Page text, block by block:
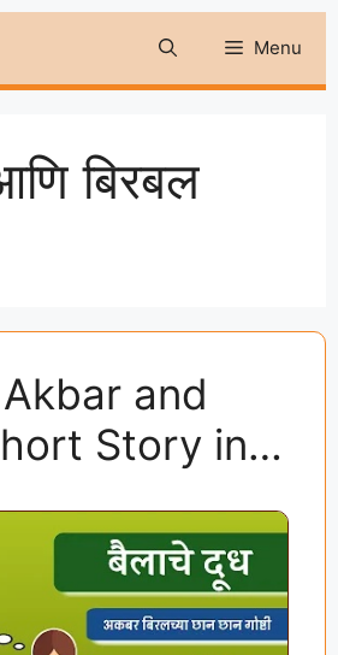
Menu
बिरबल
and
Story in